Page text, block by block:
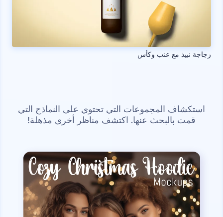
زجاجة نبيذ مع عنب وكأس
استكشاف المجموعات التي تحتوي على النماذج التي
قمت بالبحث عنها. اكتشف مناظر أخرى مذهلة!